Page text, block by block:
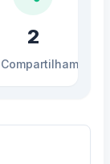
2
Compartilhamentos